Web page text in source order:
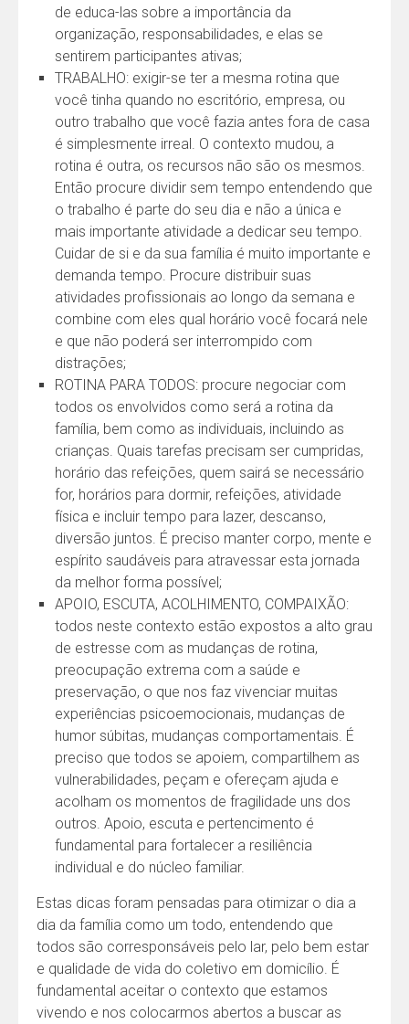
de educa-las sobre a importância da
organização, responsabilidades, e elas se
sentirem participantes ativas;
TRABALHO: exigir-se ter a mesma rotina que
você tinha quando no escritório, empresa, ou
outro trabalho que você fazia antes fora de casa
é simplesmente irreal. O contexto mudou, a
rotina é outra, os recursos não são os mesmos.
Então procure dividir sem tempo entendendo que
o trabalho é parte do seu dia e não a única e
mais importante atividade a dedicar seu tempo.
Cuidar de si e da sua família é muito importante e
demanda tempo. Procure distribuir suas
atividades profissionais ao longo da semana e
combine com eles qual horário você focará nele
e que não poderá ser interrompido com
distrações;
ROTINA PARA TODOS: procure negociar com
todos os envolvidos como será a rotina da
família, bem como as individuais, incluindo as
crianças. Quais tarefas precisam ser cumpridas,
horário das refeições, quem sairá se necessário
for, horários para dormir, refeições, atividade
física e incluir tempo para lazer, descanso,
diversão juntos. É preciso manter corpo, mente e
espírito saudáveis para atravessar esta jornada
da melhor forma possível;
APOIO, ESCUTA, ACOLHIMENTO, COMPAIXÃO:
todos neste contexto estão expostos a alto grau
de estresse com as mudanças de rotina,
preocupação extrema com a saúde e
preservação, o que nos faz vivenciar muitas
experiências psicoemocionais, mudanças de
humor súbitas, mudanças comportamentais. É
preciso que todos se apoiem, compartilhem as
vulnerabilidades, peçam e ofereçam ajuda e
acolham os momentos de fragilidade uns dos
outros. Apoio, escuta e pertencimento é
fundamental para fortalecer a resiliência
individual e do núcleo familiar.
Estas dicas foram pensadas para otimizar o dia a
dia da família como um todo, entendendo que
todos são corresponsáveis pelo lar, pelo bem estar
e qualidade de vida do coletivo em domicílio. É
fundamental aceitar o contexto que estamos
vivendo e nos colocarmos abertos a buscar as